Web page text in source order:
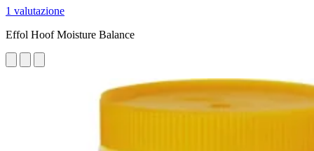
1 valutazione
Effol Hoof Moisture Balance